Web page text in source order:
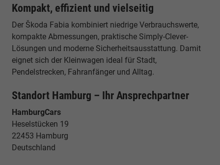
Kompakt, effizient und vielseitig
Der Škoda Fabia kombiniert niedrige Verbrauchswerte,
kompakte Abmessungen, praktische Simply-Clever-
Lösungen und moderne Sicherheitsausstattung. Damit
eignet sich der Kleinwagen ideal für Stadt,
Pendelstrecken, Fahranfänger und Alltag.
Standort Hamburg – Ihr Ansprechpartner
HamburgCars
Heselstücken 19
22453 Hamburg
Deutschland